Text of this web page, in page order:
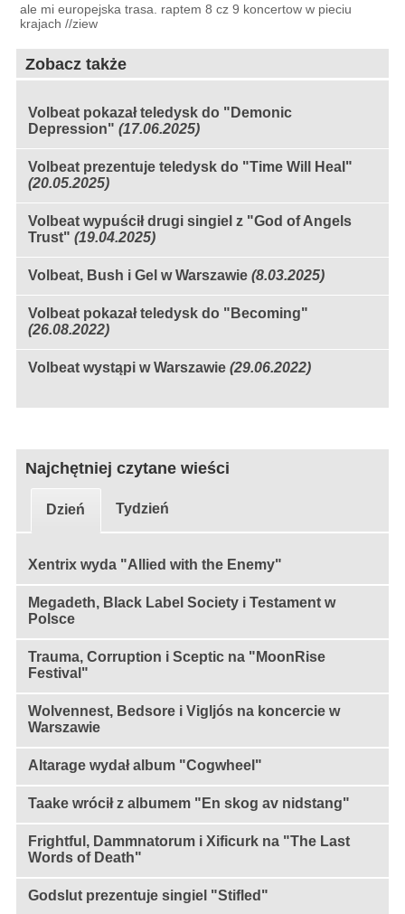
ale mi europejska trasa. raptem 8 cz 9 koncertow w pieciu
krajach //ziew
Zobacz także
Volbeat pokazał teledysk do "Demonic
Depression" (17.06.2025)
Volbeat prezentuje teledysk do "Time Will Heal"
(20.05.2025)
Volbeat wypuścił drugi singiel z "God of Angels
Trust" (19.04.2025)
Volbeat, Bush i Gel w Warszawie (8.03.2025)
Volbeat pokazał teledysk do "Becoming"
(26.08.2022)
Volbeat wystąpi w Warszawie (29.06.2022)
Najchętniej czytane wieści
Dzień Tydzień
Xentrix wyda "Allied with the Enemy"
Megadeth, Black Label Society i Testament w
Polsce
Trauma, Corruption i Sceptic na "MoonRise
Festival"
Wolvennest, Bedsore i Vigljós na koncercie w
Warszawie
Altarage wydał album "Cogwheel"
Taake wrócił z albumem "En skog av nidstang"
Frightful, Dammnatorum i Xificurk na "The Last
Words of Death"
Godslut prezentuje singiel "Stifled"